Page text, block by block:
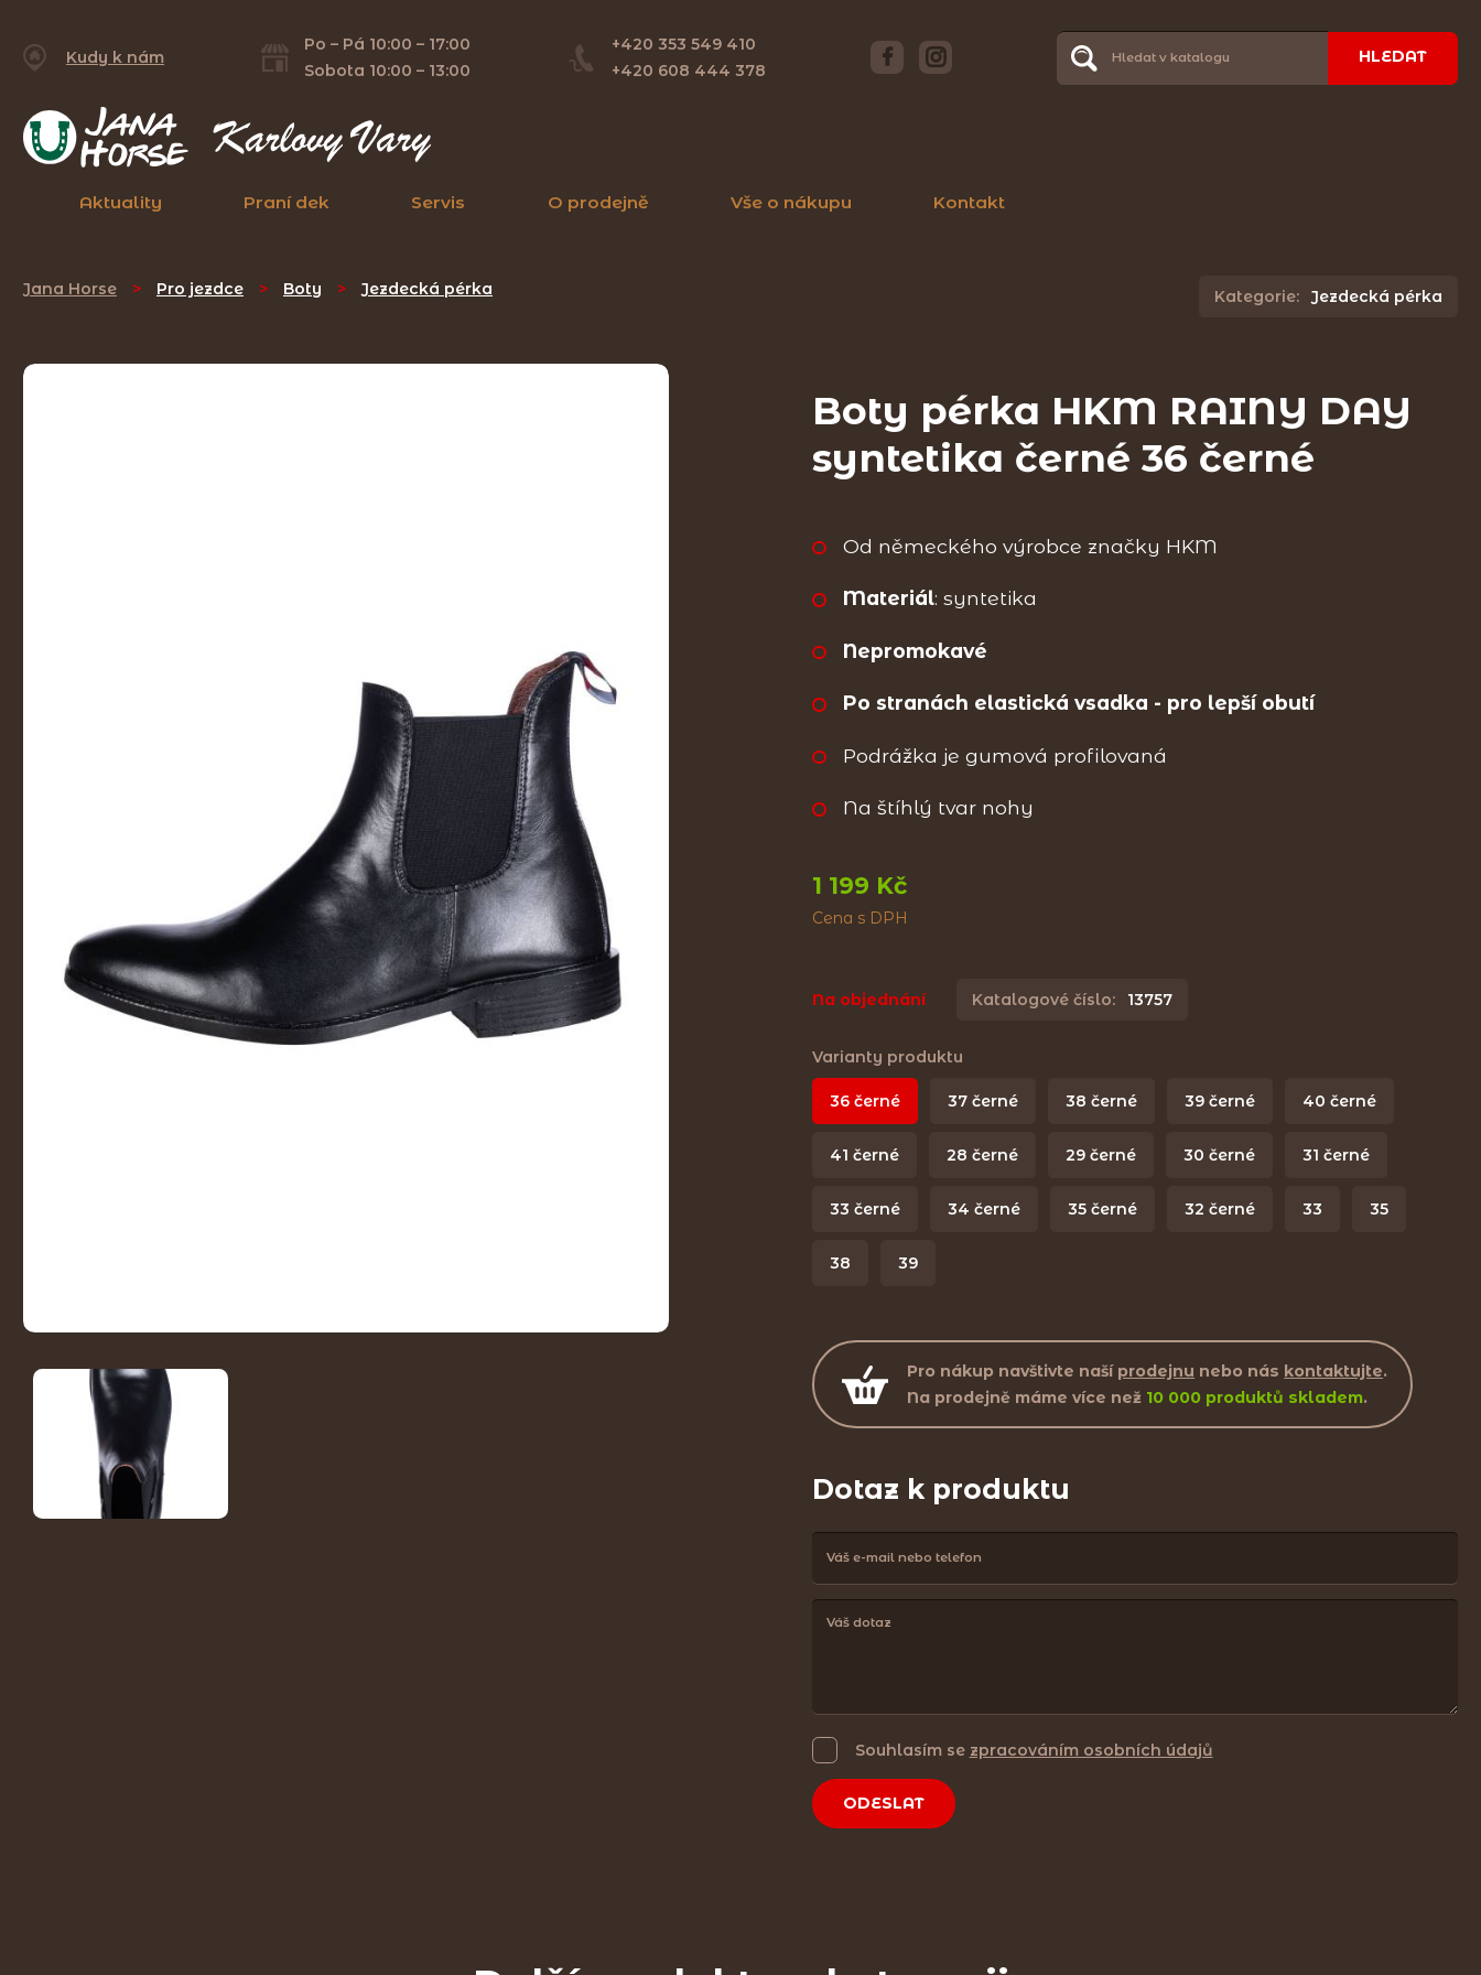
Kudy k nám
Po – Pá 10:00 – 17:00
Sobota 10:00 – 13:00
+420 353 549 410
+420 608 444 378
HLEDAT
Aktuality Praní dek Servis O prodejně Vše o nákupu Kontakt
Jana Horse > Pro jezdce > Boty > Jezdecká pérka Kategorie: Jezdecká pérka
Boty pérka HKM RAINY DAY
syntetika černé 36 černé
Od německého výrobce značky HKM
Materiál: syntetika
Nepromokavé
Po stranách elastická vsadka - pro lepší obutí
Podrážka je gumová profilovaná
Na štíhlý tvar nohy
1 199 Kč
Cena s DPH
Na objednání Katalogové číslo: 13757
Varianty produktu
36 černé 37 černé 38 černé 39 černé 40 černé
41 černé 28 černé 29 černé 30 černé 31 černé
33 černé 34 černé 35 černé 32 černé 33 35
38 39
Pro nákup navštivte naší prodejnu nebo nás kontaktujte.
Na prodejně máme více než 10 000 produktů skladem.
Dotaz k produktu
Souhlasím se zpracováním osobních údajů
ODESLAT